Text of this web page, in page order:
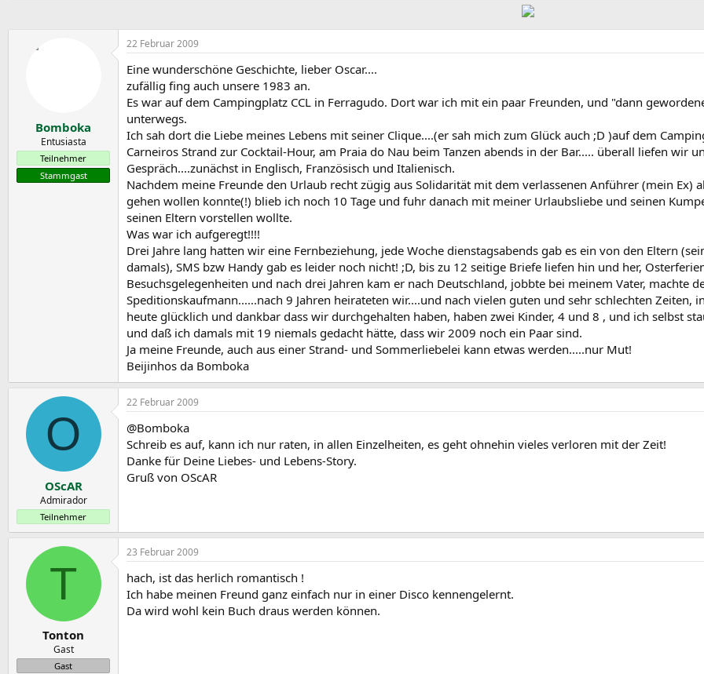
Bomboka
Entusiasta
Teilnehmer
Stammgast
22 Februar 2009
Eine wunderschöne Geschichte, lieber Oscar....
zufällig fing auch unsere 1983 an.
Es war auf dem Campingplatz CCL in Ferragudo. Dort war ich mit ein paar Freunden, und "dann
unterwegs.
Ich sah dort die Liebe meines Lebens mit seiner Clique....(er sah mich zum Glück auch ;D )auf dem
Carneiros Strand zur Cocktail-Hour, am Praia do Nau beim Tanzen abends in der Bar..... überall liefen wir
Gespräch....zunächst in Englisch, Französisch und Italienisch.
Nachdem meine Freunde den Urlaub recht zügig aus Solidarität mit dem verlassenen Anführer (mein Ex)
gehen wollen konnte(!) blieb ich noch 10 Tage und fuhr danach mit meiner Urlaubsliebe und seinen
seinen Eltern vorstellen wollte.
Was war ich aufgeregt!!!!
Drei Jahre lang hatten wir eine Fernbeziehung, jede Woche dienstagsabends gab es ein von den Eltern
damals), SMS bzw Handy gab es leider noch nicht! ;D, bis zu 12 seitige Briefe liefen hin und her,
Besuchsgelegenheiten und nach drei Jahren kam er nach Deutschland, jobbte bei meinem Vater, machte
Speditionskaufmann......nach 9 Jahren heirateten wir....und nach vielen guten und sehr schlechten
heute glücklich und dankbar dass wir durchgehalten haben, haben zwei Kinder, 4 und 8 , und ich selbst
und daß ich damals mit 19 niemals gedacht hätte, dass wir 2009 noch ein Paar sind.
Ja meine Freunde, auch aus einer Strand- und Sommerliebelei kann etwas werden.....nur Mut!
Beijinhos da Bomboka
O
OScAR
Admirador
Teilnehmer
22 Februar 2009
@Bomboka
Schreib es auf, kann ich nur raten, in allen Einzelheiten, es geht ohnehin vieles verloren mit der Zeit!
Danke für Deine Liebes- und Lebens-Story.
Gruß von OScAR
T
Tonton
Gast
Gast
23 Februar 2009
hach, ist das herlich romantisch !
Ich habe meinen Freund ganz einfach nur in einer Disco kennengelernt.
Da wird wohl kein Buch draus werden können.